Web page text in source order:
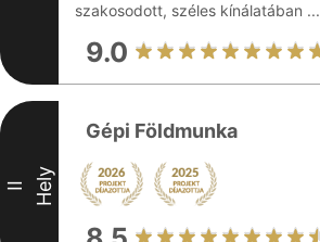
szakosodott, széles kínálatában ...
9.0
II Hely
Gépi Földmunka